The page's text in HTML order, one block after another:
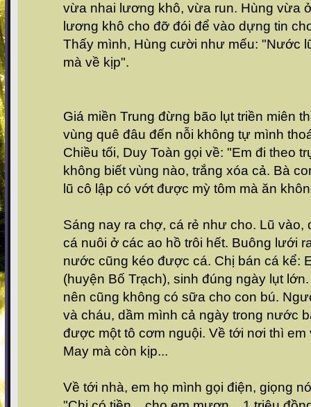
vừa nhai lương khô, vừa run. Hùng vừa
lương khô cho đỡ đói để vào dựng tin
Thấy mình, Hùng cười như mếu: "Nước
mà về kịp".
Giá miền Trung đừng bão lụt triền miên
vùng quê đâu đến nỗi không tự mình
Chiều tối, Duy Toàn gọi về: "Em đi theo
không biết vùng nào, trắng xóa cả. Bà
lũ cô lập có vớt được mỳ tôm mà ăn
Sáng nay ra chợ, cá rẻ như cho. Lũ vào,
cá nuôi ở các ao hồ trôi hết. Buông lưới
nước cũng kéo được cá. Chị bán cá kể:
(huyện Bố Trạch), sinh đúng ngày lụt
nên cũng không có sữa cho con bú.
và cháu, dầm mình cả ngày trong nước
được một tô cơm nguội. Về tới nơi thì em
May mà còn kịp...
Về tới nhà, em họ mình gọi điện, giọng